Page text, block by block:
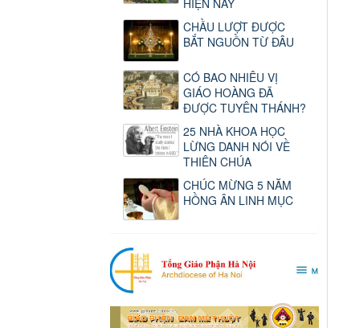
CHẦU LƯỢT ĐƯỢC
BẮT NGUỒN TỪ ĐÂU
CÓ BAO NHIÊU VỊ
GIÁO HOÀNG ĐÃ
ĐƯỢC TUYÊN THÁNH?
25 NHÀ KHOA HỌC
LỪNG DANH NÓI VỀ
THIÊN CHÚA
CHÚC MỪNG 5 NĂM
HỒNG ÂN LINH MỤC